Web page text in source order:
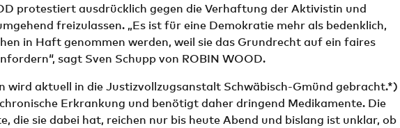
protestiert ausdrücklich gegen die Verhaftung der Aktivistin und
freizulassen. „Es ist für eine Demokratie mehr als bedenklich,
in Haft genommen werden, weil sie das Grundrecht auf ein faires
sagt Sven Schupp von ROBIN WOOD.
wird aktuell in die Justizvollzugsanstalt Schwäbisch-Gmünd gebracht.*)
Erkrankung und benötigt daher dringend Medikamente. Die
die sie dabei hat, reichen nur bis heute Abend und bislang ist unklar, ob